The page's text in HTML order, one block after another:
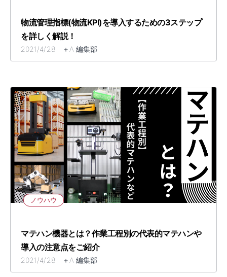
物流管理指標(物流KPI)を導入するための3ステップ
を詳しく解説！
2021/4/28 ＋A 編集部
ノウハウ
マテハン機器とは？作業工程別の代表的マテハンや
導入の注意点をご紹介
2021/4/28 ＋A 編集部